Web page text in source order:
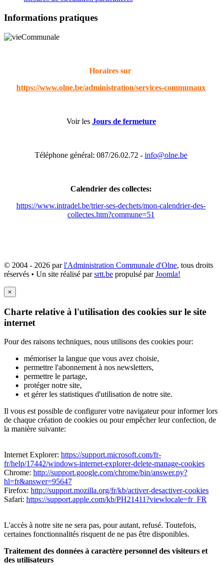
Informations pratiques
Horaires sur
https://www.olne.be/administration/services-communaux
Voir les Jours de fermeture
Téléphone général: 087/26.02.72 - info@olne.be
Calendrier des collectes:
https://www.intradel.be/trier-ses-dechets/mon-calendrier-des-
collectes.htm?commune=51
© 2004 - 2026 parl'Administration Communale d'Olne, tous droits
réservés • Un site réalisé parsrtt.be propulsé parJoomla!
×
Charte relative à l'utilisation des cookies sur le site
internet
Pour des raisons techniques, nous utilisons des cookies pour:
mémoriser la langue que vous avez choisie,
permettre l'abonnement à nos newsletters,
permettre le partage,
protéger notre site,
et gérer les statistiques d'utilisation de notre site.
Il vous est possible de configurer votre navigateur pour informer lors
de chaque création de cookies ou pour empêcher leur confection, de
la manière suivante:
Internet Explorer: https://support.microsoft.com/fr-
fr/help/17442/windows-internet-explorer-delete-manage-cookies
Chrome: http://support.google.com/chrome/bin/answer.py?
hl=fr&answer=95647
Firefox: http://support.mozilla.org/fr/kb/activer-desactiver-cookies
Safari: https://support.apple.com/kb/PH21411?viewlocale=fr_FR
L'accès à notre site ne sera pas, pour autant, refusé. Toutefois,
certaines fonctionnalités risquent de ne pas être disponibles.
Traitement des données à caractère personnel des visiteurs et
des utilisateurs